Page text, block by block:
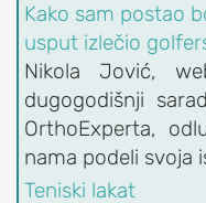
Naši
lekari
i
fizioterapeuti
Kalendar
dežurstava
OrthoExpert
Podgorica
(068) 107-241
Ankarski bulevar
Podgorica, Crna
Kako sam postao
usput izlečio
Nikola Jović,
dugogodišnji
OrthoExperta,
nama podeli svoja
Teniski lakat